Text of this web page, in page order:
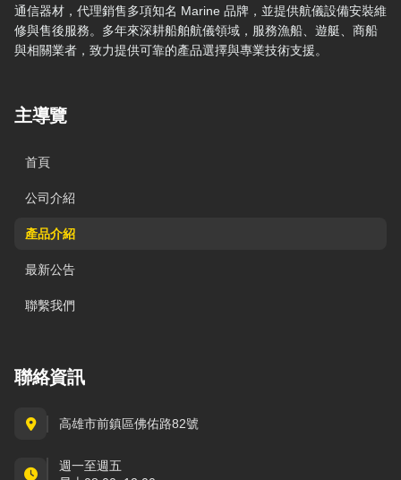
通信器材，代理銷售多項知名 Marine 品牌，並提供航儀設備安裝維
修與售後服務。多年來深耕船舶航儀領域，服務漁船、遊艇、商船
與相關業者，致力提供可靠的產品選擇與專業技術支援。
主導覽
首頁
公司介紹
產品介紹
最新公告
聯繫我們
聯絡資訊
高雄市前鎮區佛佑路82號
週一至週五